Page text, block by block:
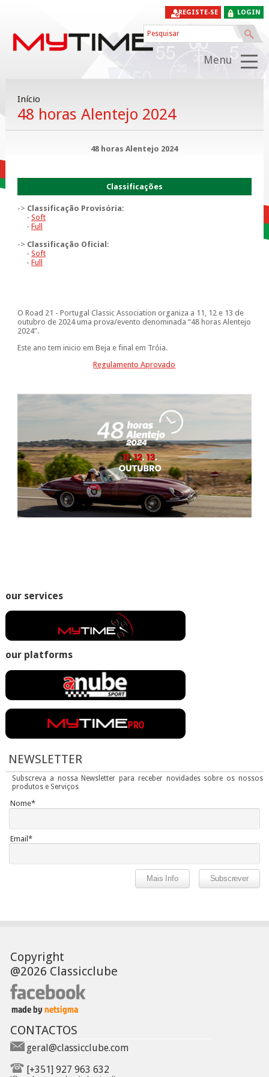
LOGIN
REGISTE-SE
Menu
Início
48 horas Alentejo 2024
48 horas Alentejo 2024
Classificações
-> Classificação Provisória:
- Soft
- Full
-> Classificação Oficial :
- Soft
- Full
O Road 21 - Portugal Classic Association organiza a 11, 12 e 13 de
outubro de 2024 uma prova/evento denominada “48 horas Alentejo
2024”.
Este ano tem inicio em Beja e final em Tróia.
Regulamento Aprovado
our services
our platforms
NEWSLETTER
Subscreva a nossa Newsletter para receber novidades sobre os nossos
produtos e Serviços
Nome*
Email*
Copyright
@2026 Classicclube
CONTACTOS
geral@classicclube.com
[+351] 927 963 632